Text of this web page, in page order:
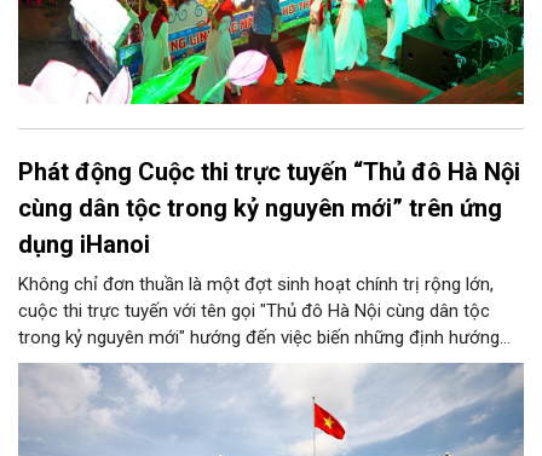
Phát động Cuộc thi trực tuyến “Thủ đô Hà Nội
cùng dân tộc trong kỷ nguyên mới” trên ứng
dụng iHanoi
Không chỉ đơn thuần là một đợt sinh hoạt chính trị rộng lớn,
cuộc thi trực tuyến với tên gọi "Thủ đô Hà Nội cùng dân tộc
trong kỷ nguyên mới" hướng đến việc biến những định hướng
chiến lược trong Nghị quyết số 02-NQ/TW của Bộ Chính trị
thành niềm tin, thành nhận thức chung của mỗi người dân.